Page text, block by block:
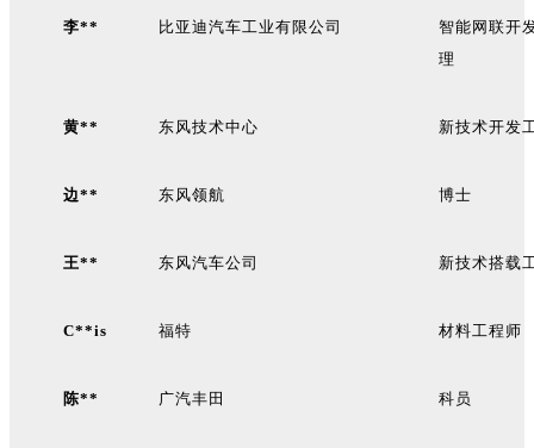
李** 比亚迪汽车工业有限公司
智能网联开
理
黄** 东风技术中心 新技术开发
边** 东风领航 博士
王** 东风汽车公司 新技术搭载
C**is 福特 材料工程师
陈** 广汽丰田 科员